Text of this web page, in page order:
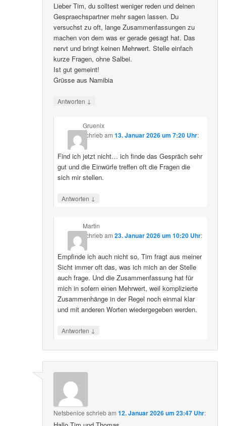
Lieber Tim, du solltest weniger reden und deinen
Gespraechspartner mehr sagen lassen. Du
versuchst zu oft, lange Zusammenfassungen zu
machen von dem was er gerade gesagt hat. Das
nervt und bringt keinen Mehrwert. Stelle einfach
kurze Fragen, ohne Salbei.
Ist gut gemeint!
Grüsse aus Namibia
Antworten ↓
Gruenix
schriebam 13. Januar 2026 um 7:20 Uhr:
Find ich jetzt nicht… ich finde das Gespräch sehr
gut und die Einwürfe treffen oft die Fragen die
sich mir stellen.
Antworten ↓
Martin
schriebam 23. Januar 2026 um 10:20 Uhr:
Empfinde ich auch nicht so, Tim fragt aus meiner
Sicht immer oft das, was ich mich an der Stelle
auch frage. Und die Zusammenfassung hat für
mich in sofern einen Mehrwert, weil komplizierte
Zusammenhänge in der Regel noch einmal klar
und mit anderen Worten wiedergegeben werden.
Antworten ↓
Netsbenice schriebam12. Januar 2026 um 23:47 Uhr: